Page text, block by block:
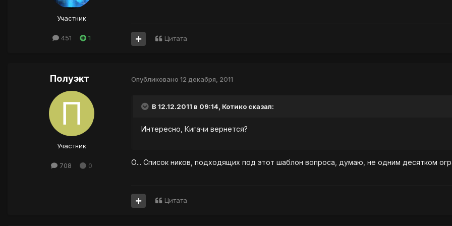
Участник
451 1 Цитата
Полуэкт
Участник
708 0
Опубликовано 12 декабря, 2011
В 12.12.2011 в 09:14, Котико сказал:
Интересно, Кигачи вернется?
О... Список ников, подходящих под этот шаблон вопроса, думаю, не одним десятком
Цитата